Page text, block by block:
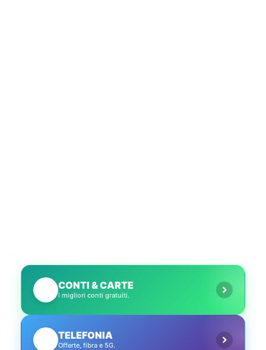
CONTI & CARTE
I migliori conti gratuiti.
TELEFONIA
Offerte, fibra e 5G.